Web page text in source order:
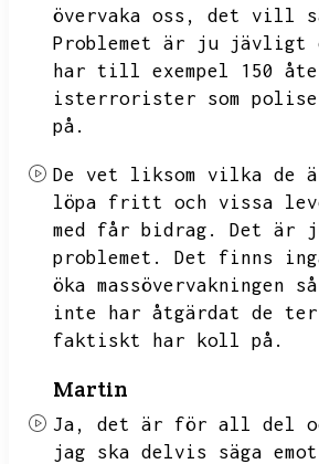
övervaka oss,
det vill
Problemet är ju jävligt
har till exempel 150
isterrorister som
på.
De vet liksom vilka de
löpa fritt och vissa
med får bidrag.
Det är
problemet.
Det finns
öka massövervakningen
inte har åtgärdat de
faktiskt har koll på.
Martin
Ja,
det är för all del
jag ska delvis säga